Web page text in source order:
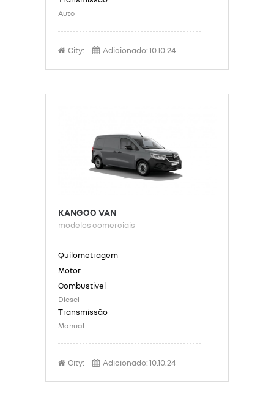
Auto
City: Adicionado:10.10.24
KANGOO VAN
modelos comerciais
Diesel
Manual
City: Adicionado:10.10.24